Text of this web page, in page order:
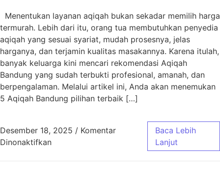
Menentukan layanan aqiqah bukan sekadar memilih harga
termurah. Lebih dari itu, orang tua membutuhkan penyedia
aqiqah yang sesuai syariat, mudah prosesnya, jelas
harganya, dan terjamin kualitas masakannya. Karena itulah,
banyak keluarga kini mencari rekomendasi Aqiqah
Bandung yang sudah terbukti profesional, amanah, dan
berpengalaman. Melalui artikel ini, Anda akan menemukan
5 Aqiqah Bandung pilihan terbaik […]
Desember 18, 2025 / Komentar
Dinonaktifkanpada 5 Aqiqah Bandung Pilihan Terbaik
Baca Lebih
Lanjut